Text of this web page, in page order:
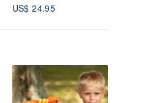
US$ 24.95